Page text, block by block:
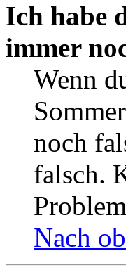
Ich habe
immer
Wenn
noch
falsch.
Nach